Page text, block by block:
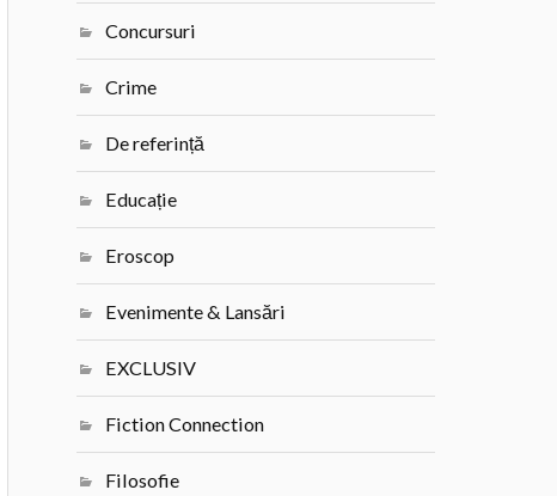
Concursuri
Crime
De referință
Educație
Eroscop
Evenimente & Lansări
EXCLUSIV
Fiction Connection
Filosofie